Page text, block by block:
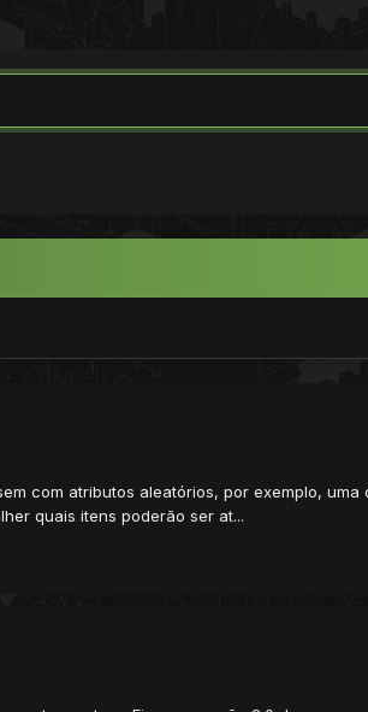
com atributos aleatórios, por exemplo,
quais itens poderão ser at...